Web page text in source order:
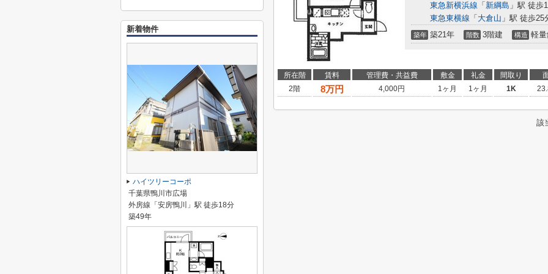
東急新横浜線 「 新綱島 」駅 徒歩
東急東横線 「 大倉山 」駅 徒歩25
築年 築21年 階数 3階建 構造 軽
所在階 賃料 管理費・共益費 敷金 礼金 間取り
2階
8万円 4,000円 1ヶ月 1ヶ月 1K
該
新着物件
ハイツリーコーポ
千葉県鴨川市広場
外房線「安房鴨川」駅 徒歩18分
築49年